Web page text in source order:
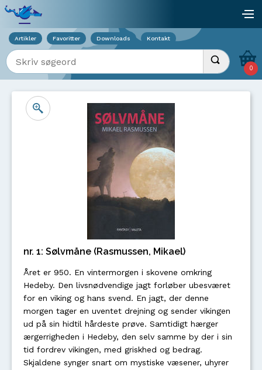
Artikler Favoritter Downloads Kontakt
Indtast søgeord Udfør søgning
0
nr. 1: Sølvmåne (Rasmussen, Mikael)
Året er 950. En vintermorgen i skovene omkring
Hedeby. Den livsnødvendige jagt forløber ubesværet
for en viking og hans svend. En jagt, der denne
morgen tager en uventet drejning og sender vikingen
ud på sin hidtil hårdeste prøve. Samtidigt hærger
ærgerrigheden i Hedeby, den selv samme by der i sin
tid fordrev vikingen, med griskhed og bedrag.
Skjaldene synger snart om mystiske væsener, uhyrer
Viser overlay for indkøbskurv